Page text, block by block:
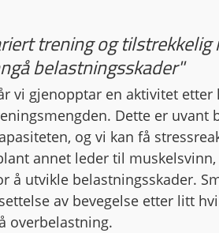
trening og
belastningsskader"
vi gjenopptar en aktivitet etter
Dette er uvant
og vi kan få
annet leder til
å utvikle belastningsskader.
av bevegelse etter litt
overbelastning.